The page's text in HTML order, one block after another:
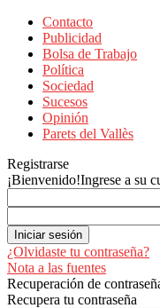
Contacto
Publicidad
Bolsa de Trabajo
Política
Sociedad
Sucesos
Opinión
Parets del Vallès
Registrarse
¡Bienvenido!Ingrese a su
¿Olvidaste tu contraseña?
Nota a las fuentes
Recuperación de
Recupera tu contraseña